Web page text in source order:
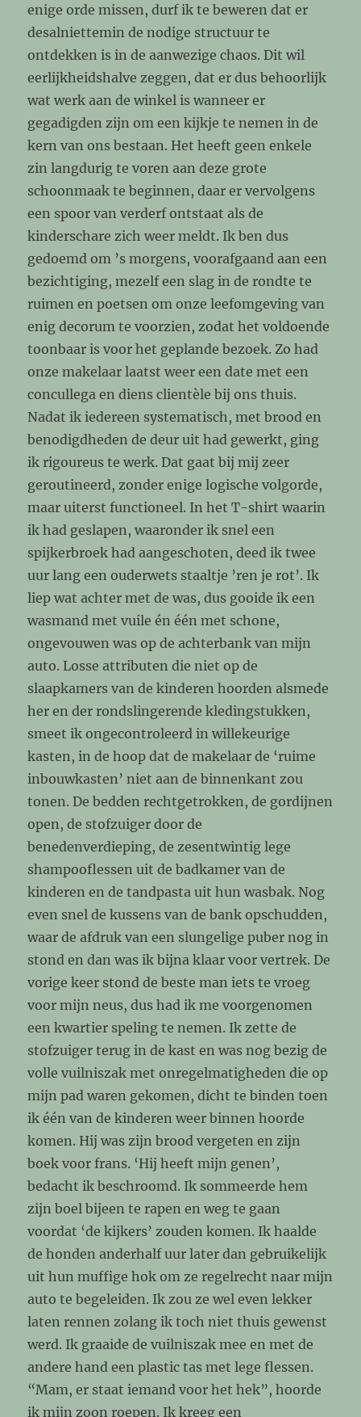
enige orde missen, durf ik te beweren dat er
desalniettemin de nodige structuur te
ontdekken is in de aanwezige chaos. Dit wil
eerlijkheidshalve zeggen, dat er dus behoorlijk
wat werk aan de winkel is wanneer er
gegadigden zijn om een kijkje te nemen in de
kern van ons bestaan. Het heeft geen enkele
zin langdurig te voren aan deze grote
schoonmaak te beginnen, daar er vervolgens
een spoor van verderf ontstaat als de
kinderschare zich weer meldt. Ik ben dus
gedoemd om ’s morgens, voorafgaand aan een
bezichtiging, mezelf een slag in de rondte te
ruimen en poetsen om onze leefomgeving van
enig decorum te voorzien, zodat het voldoende
toonbaar is voor het geplande bezoek. Zo had
onze makelaar laatst weer een date met een
concullega en diens clientèle bij ons thuis.
Nadat ik iedereen systematisch, met brood en
benodigdheden de deur uit had gewerkt, ging
ik rigoureus te werk. Dat gaat bij mij zeer
geroutineerd, zonder enige logische volgorde,
maar uiterst functioneel. In het T-shirt waarin
ik had geslapen, waaronder ik snel een
spijkerbroek had aangeschoten, deed ik twee
uur lang een ouderwets staaltje ’ren je rot’. Ik
liep wat achter met de was, dus gooide ik een
wasmand met vuile én één met schone,
ongevouwen was op de achterbank van mijn
auto. Losse attributen die niet op de
slaapkamers van de kinderen hoorden alsmede
her en der rondslingerende kledingstukken,
smeet ik ongecontroleerd in willekeurige
kasten, in de hoop dat de makelaar de ‘ruime
inbouwkasten’ niet aan de binnenkant zou
tonen. De bedden rechtgetrokken, de gordijnen
open, de stofzuiger door de
benedenverdieping, de zesentwintig lege
shampooflessen uit de badkamer van de
kinderen en de tandpasta uit hun wasbak. Nog
even snel de kussens van de bank opschudden,
waar de afdruk van een slungelige puber nog in
stond en dan was ik bijna klaar voor vertrek. De
vorige keer stond de beste man iets te vroeg
voor mijn neus, dus had ik me voorgenomen
een kwartier speling te nemen. Ik zette de
stofzuiger terug in de kast en was nog bezig de
volle vuilniszak met onregelmatigheden die op
mijn pad waren gekomen, dicht te binden toen
ik één van de kinderen weer binnen hoorde
komen. Hij was zijn brood vergeten en zijn
boek voor frans. ‘Hij heeft mijn genen’,
bedacht ik beschroomd. Ik sommeerde hem
zijn boel bijeen te rapen en weg te gaan
voordat ‘de kijkers’ zouden komen. Ik haalde
de honden anderhalf uur later dan gebruikelijk
uit hun muffige hok om ze regelrecht naar mijn
auto te begeleiden. Ik zou ze wel even lekker
laten rennen zolang ik toch niet thuis gewenst
werd. Ik graaide de vuilniszak mee en met de
andere hand een plastic tas met lege flessen.
“Mam, er staat iemand voor het hek”, hoorde
ik mijn zoon roepen. Ik kreeg een